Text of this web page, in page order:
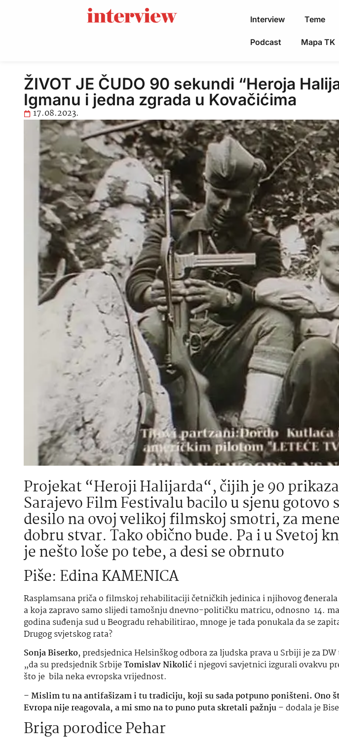
Interview Teme
Podcast Mapa TK
ŽIVOT JE ČUDO 90 sekundi “Heroja
Igmanu i jedna zgrada u Kovačićima
17.08.2023.
Projekat “Heroji Halijarda“, čijih je 90
Sarajevo Film Festivalu bacilo u sjenu gotovo
desilo na ovoj velikoj filmskoj smotri, za
dobru stvar. Tako obično bude. Pa i u Svetoj
je nešto loše po tebe, a desi se obrnuto
Piše: Edina KAMENICA
Rasplamsana priča o filmskoj rehabilitaciji četničkih jedinica i njihovog đenerala
a koja zapravo samo slijedi tamošnju dnevno-političku matricu, odnosno 14.
godina suđenja sud u Beogradu rehabilitirao, mnoge je tada ponukala da se
Drugog svjetskog rata?
Sonja Biserko, predsjednica Helsinškog odbora za ljudska prava u Srbiji je za
„da su predsjednik SrbijeTomislav Nikolići njegovi savjetnici izgurali ovakvu
što je bila neka evropska vrijednost.
–Mislim tu na antifašizam i tu tradiciju, koji su sada potpuno poništeni. Ono
Evropa nije reagovala, a mi smo na to puno puta skretali pažnju– dodala je
Briga porodice Pehar